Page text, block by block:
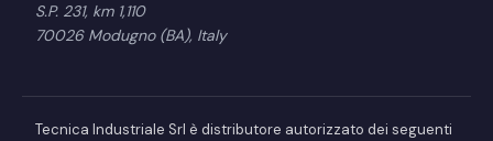
S.P. 231, km 1,110
70026 Modugno (BA), Italy
Tecnica Industriale Srl è distributore autorizzato dei seguenti